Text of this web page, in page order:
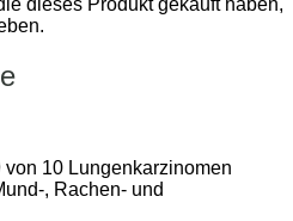
dieses Produkt gekauft haben,
10 Lungenkarzinomen
, Rachen- und